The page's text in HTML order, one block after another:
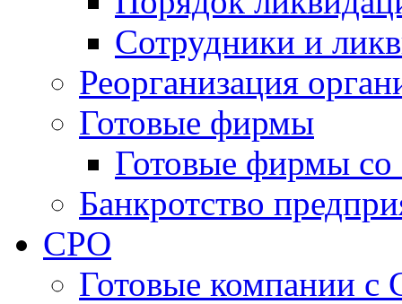
Сотрудники и
Реорганизация
Готовые фирмы
Готовые фирмы со
Банкротство
СРО
Готовые компании с